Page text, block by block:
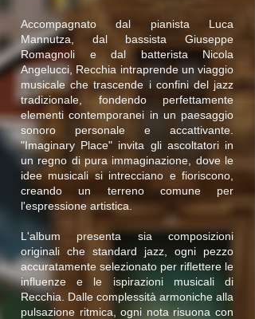
Accompagnato dal pianista Luca
Mannutza, dal bassista Giuseppe
Romagnoli e dal batterista Nicola
Angelucci, Recchia intraprende un viaggio
musicale che trascende i confini del jazz
tradizionale, fondendo perfettamente
elementi contemporanei in un paesaggio
sonoro personale e accattivante.
"Imaginary Place" invita gli ascoltatori in
un regno di pura immaginazione, dove le
idee musicali si intrecciano e fioriscono,
creando un terreno comune per
l'espressione artistica.
L'album presenta sia composizioni
originali che standard jazz, ogni pezzo
accuratamente selezionato per riflettere le
influenze e le ispirazioni musicali di
Recchia. Dalle complessità armoniche alla
pulsazione ritmica, ogni nota risuona con